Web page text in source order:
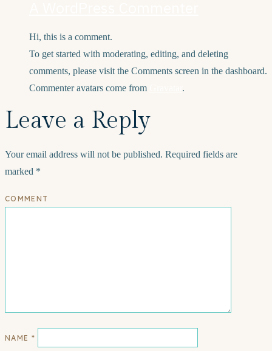
Hi, this is a comment.
To get started with moderating, editing, and deleting
comments, please visit the Comments screen in the dashboard.
Commenter avatars come from
.
Leave a Reply
Your email address will not be published. Required fields are
marked *
COMMENT
NAME *